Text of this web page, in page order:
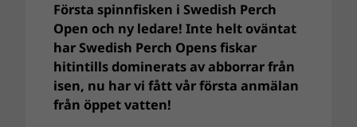
Första spinnfisken i Swedish Perch
Open och ny ledare! Inte helt oväntat
har Swedish Perch Opens fiskar
hitintills dominerats av abborrar från
isen, nu har vi fått vår första anmälan
från öppet vatten!